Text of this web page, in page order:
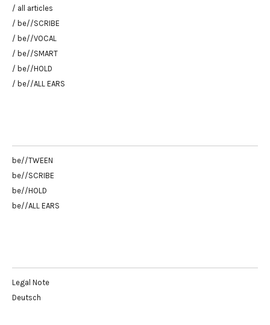
/ all articles
/ be//SCRIBE
/ be//VOCAL
/ be//SMART
/ be//HOLD
/ be//ALL EARS
be//TWEEN
be//SCRIBE
be//HOLD
be//ALL EARS
Legal Note
Deutsch